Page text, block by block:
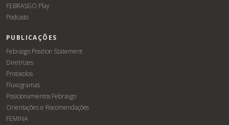
FEBRASGO Play
Podcasts
PUBLICAÇÕES
Febrasgo Position Statement
Diretrizes
Protocolos
Fluxogramas
Posicionamentos Febrasgo
Orientações e Recomendações
FEMINA